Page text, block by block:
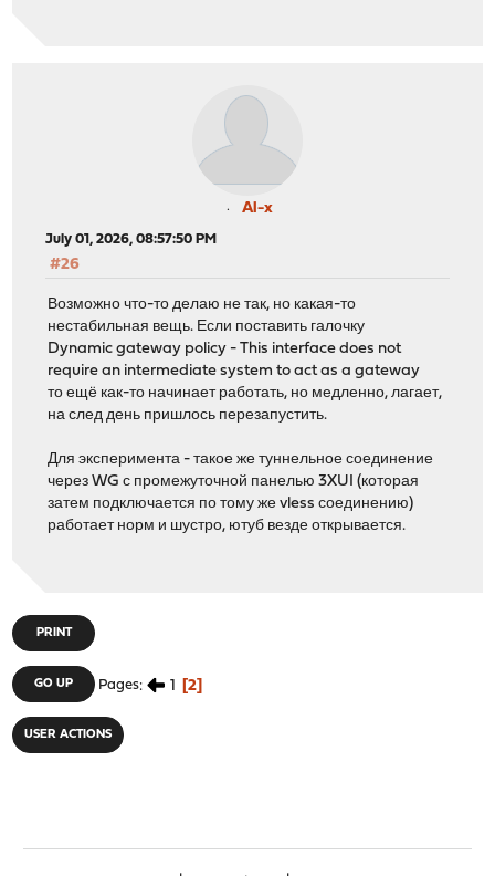
Al-x
July 01, 2026, 08:57:50 PM
#26
Возможно что-то делаю не так, но какая-то
нестабильная вещь. Если поставить галочку
Dynamic gateway policy - This interface does not
require an intermediate system to act as a gateway
то ещё как-то начинает работать, но медленно, лагает,
на след день пришлось перезапустить.
Для эксперимента - такое же туннельное соединение
через WG с промежуточной панелью 3XUI (которая
затем подключается по тому же vless соединению)
работает норм и шустро, ютуб везде открывается.
PRINT
GO UP Pages 1 2
USER ACTIONS